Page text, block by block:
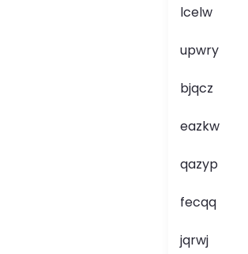
lcelw
upwry
bjqcz
eazkw
qazyp
fecqq
jqrwj